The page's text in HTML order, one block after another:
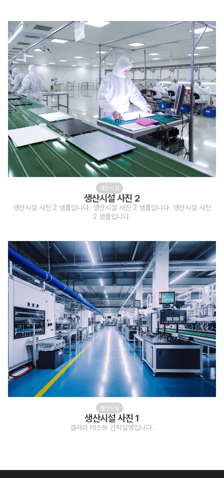
생산시설
생산시설 사진 2
생산시설 사진 2 샘플입니다. 생산시설 사진 2 샘플입니다. 생산시설 사진
2 샘플입니다.
생산시설
생산시설 사진 1
갤러리 테스트 간략설명입니다.